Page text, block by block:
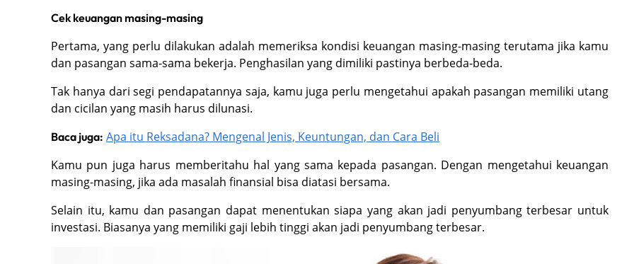
Cek keuangan masing-masing
Pertama, yang perlu dilakukan adalah memeriksa kondisi keuangan masing-masing terutama jika kamu
dan pasangan sama-sama bekerja. Penghasilan yang dimiliki pastinya berbeda-beda.
Tak hanya dari segi pendapatannya saja, kamu juga perlu mengetahui apakah pasangan memiliki utang
dan cicilan yang masih harus dilunasi.
Baca juga: Apa itu Reksadana? Mengenal Jenis, Keuntungan, dan Cara Beli
Kamu pun juga harus memberitahu hal yang sama kepada pasangan. Dengan mengetahui keuangan
masing-masing, jika ada masalah finansial bisa diatasi bersama.
Selain itu, kamu dan pasangan dapat menentukan siapa yang akan jadi penyumbang terbesar untuk
investasi. Biasanya yang memiliki gaji lebih tinggi akan jadi penyumbang terbesar.